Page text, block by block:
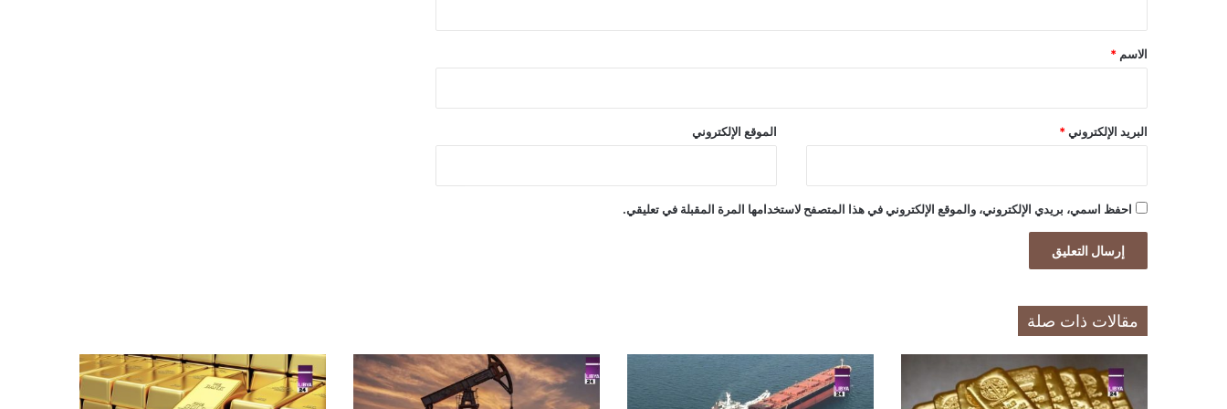
*
الاسم *
البريد الإلكتروني * الموقع الإلكتروني
احفظ اسمي، بريدي الإلكتروني، والموقع الإلكتروني في هذا المتصفح لاستخدامها المرة المقبلة في تعليقي.
مقالات ذات صلة